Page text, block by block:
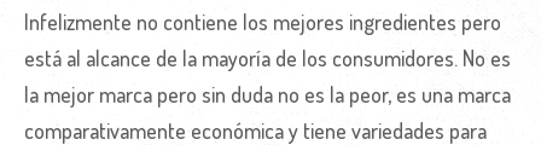
Infelizmente no contiene los mejores ingredientes pero
está al alcance de la mayoría de los consumidores. No es
la mejor marca pero sin duda no es la peor, es una marca
comparativamente económica y tiene variedades para